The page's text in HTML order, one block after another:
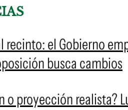
recinto: el Gobierno
busca cambios
o proyección realista?